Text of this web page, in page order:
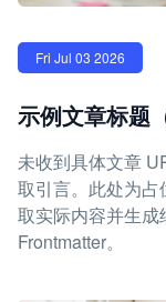
Fri Jul 03 2026
示例文章标题
未收到具体文章
取引言。此处为
取实际内容并生成
Frontmatter。